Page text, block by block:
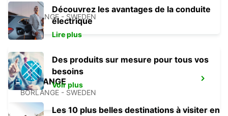
VASA
BORLANGE - SWEDEN
BORLANGE
BORLANGE - SWEDEN
Découvrez les avantages de la conduite
électrique
Lire plus
Des produits sur mesure pour tous vos
besoins
Voir plus
Les 10 plus belles destinations à visiter en